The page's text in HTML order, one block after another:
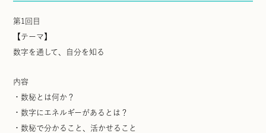
第1回目
【テーマ】
数字を通して、自分を知る
内容
・数秘とは何か？
・数字にエネルギーがあるとは？
・数秘で分かること、活かせること